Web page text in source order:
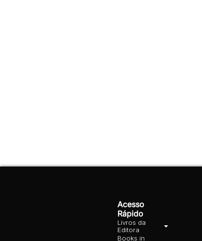
Acesso
Rápido
Livros da
Editora
Books in